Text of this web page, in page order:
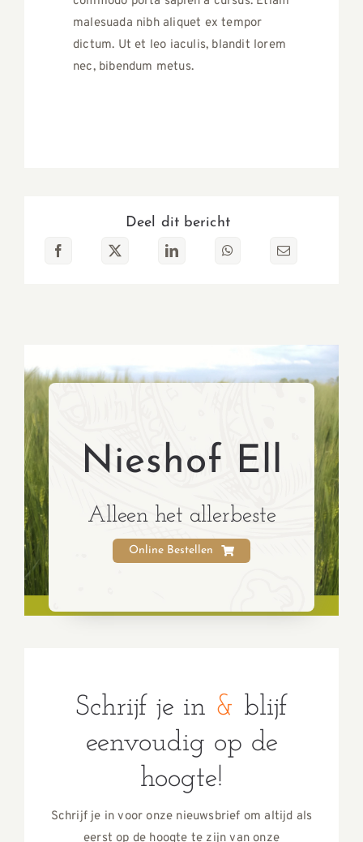
malesuada nibh aliquet ex tempor
dictum. Ut et leo iaculis, blandit lorem
nec, bibendum metus.
Deel dit bericht
Nieshof Ell
Alleen het allerbeste
Online Bestellen
Schrijf je in & blijf
eenvoudig op de
hoogte!
Schrijf je in voor onze nieuwsbrief om altijd als
eerst op de hoogte te zijn van onze